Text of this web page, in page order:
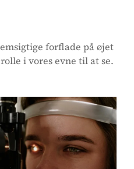
forflade på øjet
i vores evne til at se.